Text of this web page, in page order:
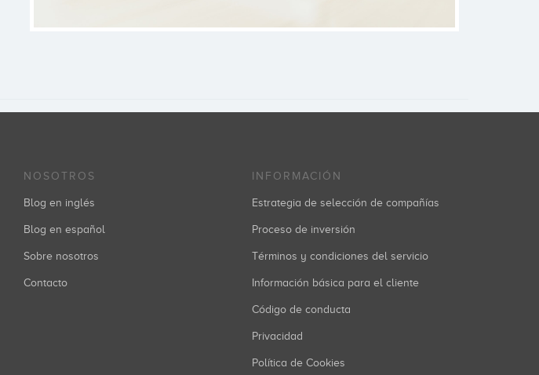
NOSOTROS
Blog en inglés
Blog en español
Sobre nosotros
Contacto
INFORMACIÓN
Estrategia de selección de compañías
Proceso de inversión
Términos y condiciones del servicio
Información básica para el cliente
Código de conducta
Privacidad
Política de Cookies